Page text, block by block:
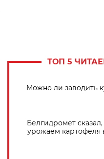
ТОП 5
Можно ли заводить
Белгидромет сказал,
урожаем картофеля